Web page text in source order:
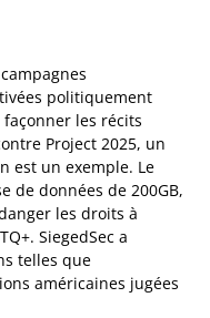
politiquement
les récits
Project 2025, un
est un exemple. Le
de données de 200GB,
les droits à
SiegedSec a
telles que
américaines jugées